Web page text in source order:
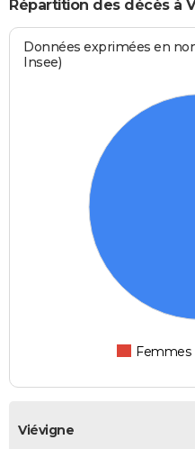
Répartition des décès à
Données exprimées en
Insee)
Femmes
Viévigne